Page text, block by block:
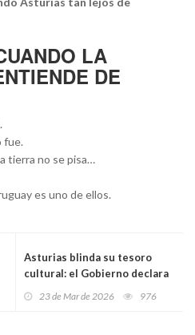
LA
DE
fue.
tierra no se pisa…
es uno de ellos.
Asturias blinda su tesoro
cultural: el Gobierno declara
23 de Mar de 2026 976